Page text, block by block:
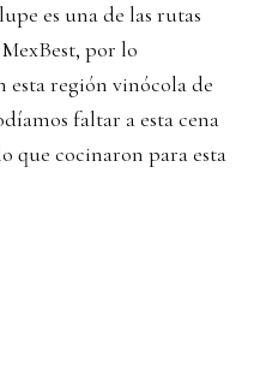
es una de las rutas
por lo
esta región vinócola de
faltar a esta cena
que cocinaron para esta